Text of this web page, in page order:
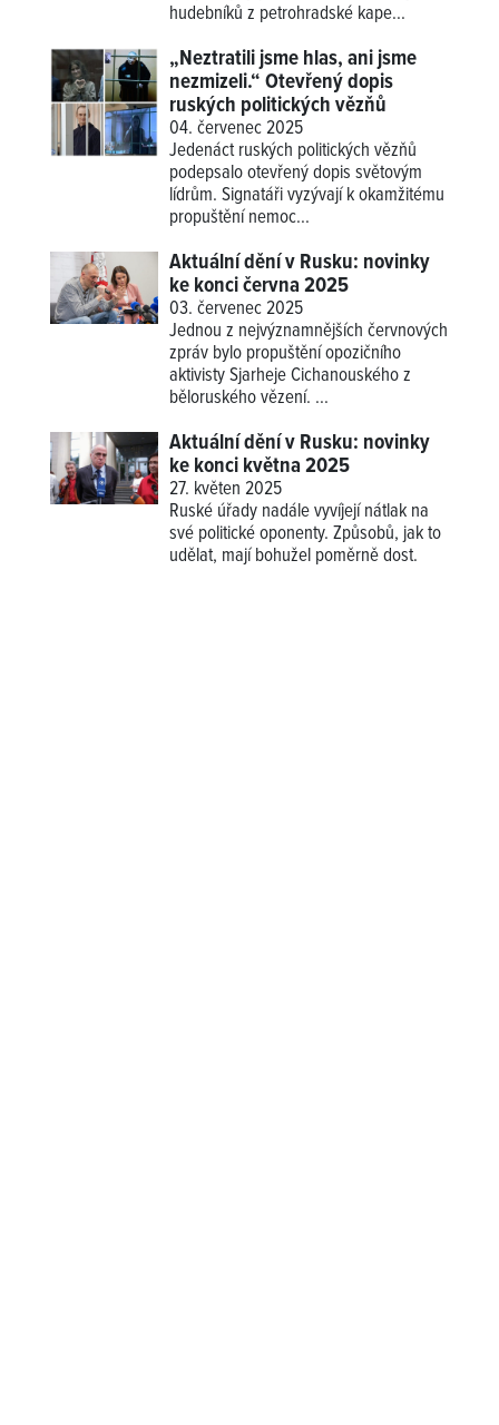
hudebníků z petrohradské kape...
„Neztratili jsme hlas, ani jsme
nezmizeli.“ Otevřený dopis
ruských politických vězňů
04. červenec 2025
Jedenáct ruských politických vězňů
podepsalo otevřený dopis světovým
lídrům. Signatáři vyzývají k okamžitému
propuštění nemoc...
Aktuální dění v Rusku: novinky
ke konci června 2025
03. červenec 2025
Jednou z nejvýznamnějších červnových
zpráv bylo propuštění opozičního
aktivisty Sjarheje Cichanouského z
běloruského vězení. ...
Aktuální dění v Rusku: novinky
ke konci května 2025
27. květen 2025
Ruské úřady nadále vyvíjejí nátlak na
své politické oponenty. Způsobů, jak to
udělat, mají bohužel poměrně dost.